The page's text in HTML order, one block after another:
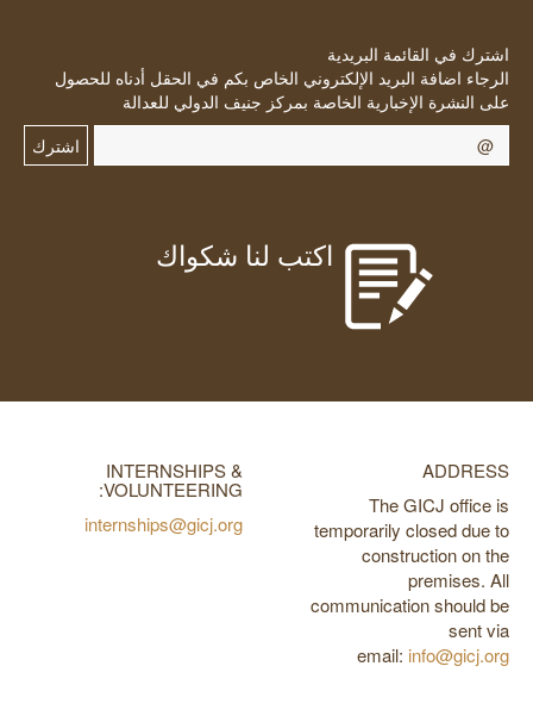
اشترك في القائمة البريدية
الرجاء اضافة البريد الإلكتروني الخاص بكم في الحقل أدناه للحصول
على النشرة الإخبارية الخاصة بمركز جنيف الدولي للعدالة
اشترك
اكتب لنا شكواك
ADDRESS
The GICJ office is
temporarily closed due to
construction on the
premises. All
communication should be
sent via
email: info@gicj.org
INTERNSHIPS &
VOLUNTEERING:
internships@gicj.org